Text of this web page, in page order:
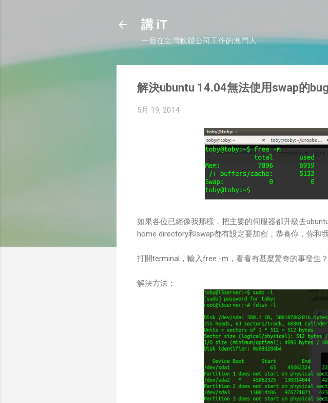
講 iT
一個在台灣軟體公司工作的澳門人
解決ubuntu 14.04無法使用swap的bug
5月 19, 2014
如果各位已經像我那樣，把主要的伺服器都升級去
home directory和swap都有設定要加密，恭喜你，你和
打開terminal，輸入free -m，看看有甚麼驚奇的事發生
解決方法：